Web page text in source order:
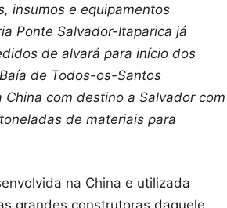
insumos e equipamentos
Ponte Salvador-Itaparica já
de alvará para início dos
de Todos-os-Santos
China com destino a Salvador com
de materiais para
na China e utilizada